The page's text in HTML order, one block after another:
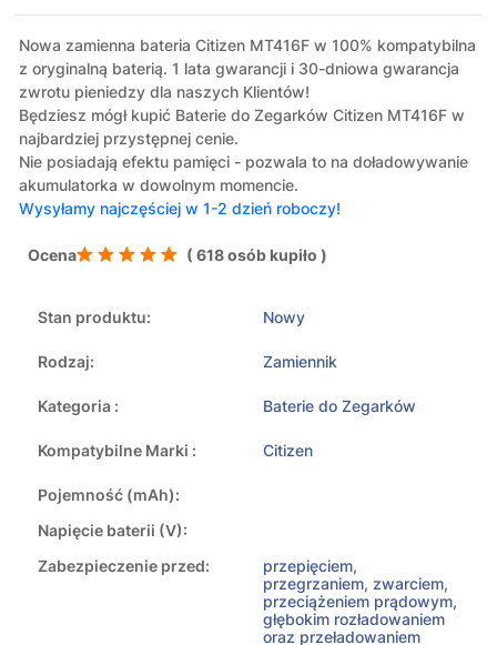
Nowa zamienna bateria Citizen MT416F w 100% kompatybilna
z oryginalną baterią. 1 lata gwarancji i 30-dniowa gwarancja
zwrotu pieniedzy dla naszych Klientów!
Będziesz mógł kupić Baterie do Zegarków Citizen MT416F w
najbardziej przystępnej cenie.
Nie posiadają efektu pamięci - pozwala to na doładowywanie
akumulatorka w dowolnym momencie.
Wysyłamy najczęściej w 1-2 dzień roboczy!
Ocena ( 618 osób kupiło )
Stan produktu: Nowy
Rodzaj: Zamiennik
Kategoria : Baterie do Zegarków
Kompatybilne Marki : Citizen
Pojemność (mAh):
Napięcie baterii (V):
Zabezpieczenie przed:
przepięciem,
przegrzaniem, zwarciem,
przeciążeniem prądowym,
głębokim rozładowaniem
oraz przeładowaniem